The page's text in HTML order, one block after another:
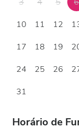
10
11 12
17
18 19
24
25 26
31
Horário de